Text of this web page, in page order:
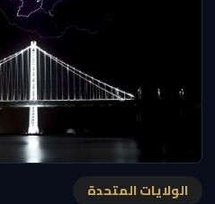
الولايات المتحدة